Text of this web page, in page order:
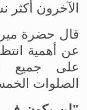
الآخرون أكثر
قال حضرة
عن أهمية
على جميع
الصلوات